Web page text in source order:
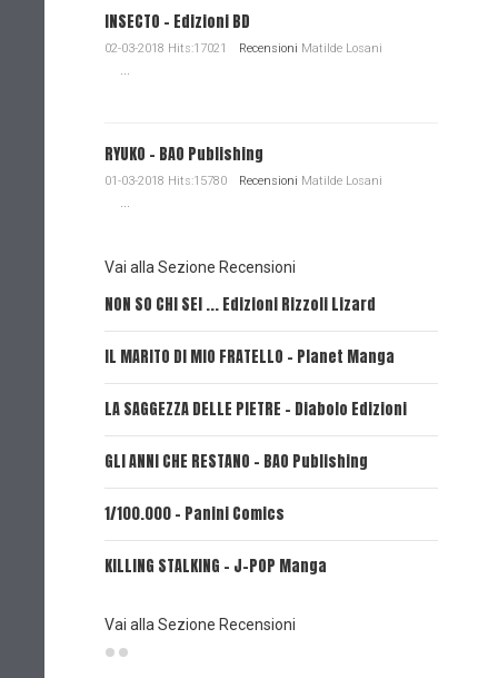
INSECTO - Edizioni BD
02-03-2018 Hits:17021 Recensioni Matilde Losani
RYUKO - BAO Publishing
01-03-2018 Hits:15780 Recensioni Matilde Losani
Vai alla Sezione Recensioni
NON SO CHI SEI ... Edizioni Rizzoli Lizard
IL MARITO DI MIO FRATELLO - Planet Manga
LA SAGGEZZA DELLE PIETRE - Diabolo Edizioni
GLI ANNI CHE RESTANO - BAO Publishing
1/100.000 - Panini Comics
KILLING STALKING - J-POP Manga
Vai alla Sezione Recensioni